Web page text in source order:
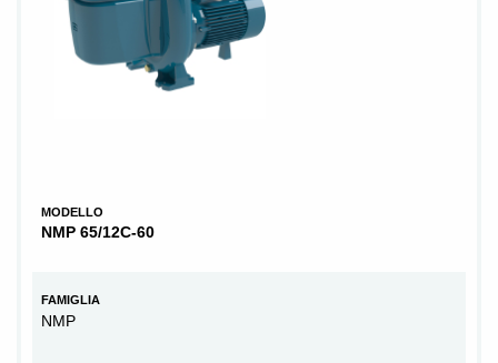
MODELLO
NMP 65/12C-60
FAMIGLIA
NMP